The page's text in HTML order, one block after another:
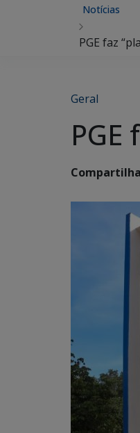
Notícias
PGE faz
Geral